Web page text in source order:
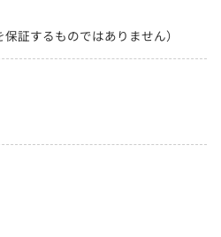
証するものではありません）